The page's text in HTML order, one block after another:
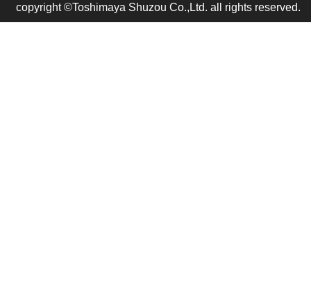
copyright ©Toshimaya Shuzou Co.,Ltd. all rights reserved.